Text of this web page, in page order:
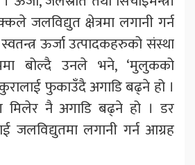
जलविद्युत क्षेत्रमा लगानी गर्न
ऊर्जा उत्पादकहरुको संस्था
बोल्दै उनले भने, ‘मुलुकको
फुकाउँदै अगाडि बढ्ने हो ।
मिलेर नै अगाडि बढ्ने हो । डर
जलविद्युतमा लगानी गर्न आग्रह